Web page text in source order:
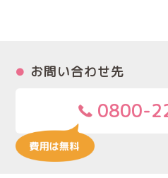
お問い合わせ先
0800-